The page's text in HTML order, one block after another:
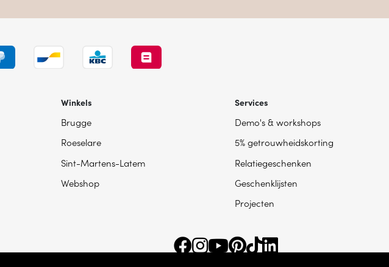
Winkels
Brugge
Roeselare
Sint-Martens-Latem
Webshop
Services
Demo's & workshops
5% getrouwheidskorting
Relatiegeschenken
Geschenklijsten
Projecten